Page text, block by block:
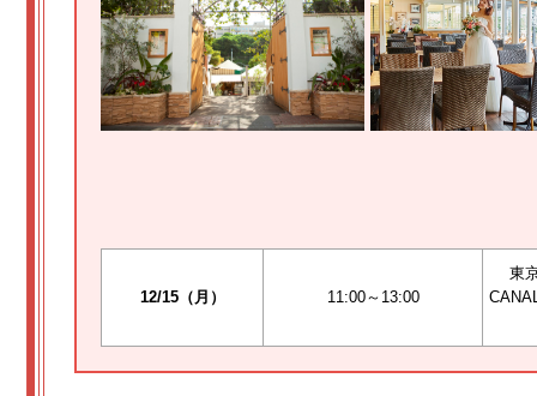
12/15（月） 11:00～13:00
東